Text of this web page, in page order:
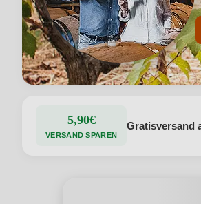
5,90€
VERSAND SPAREN
Gratisversand